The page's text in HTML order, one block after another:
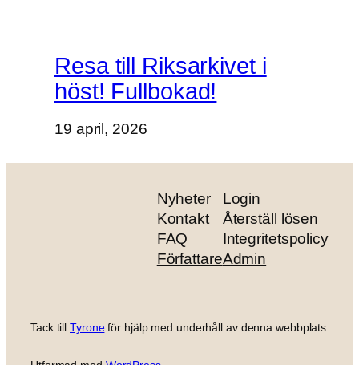
Resa till Riksarkivet i
höst! Fullbokad!
19 april, 2026
Nyheter
Kontakt
FAQ
Författare
Login
Återställ lösen
Integritetspolicy
Admin
Tack tillTyroneför hjälp med underhåll av denna webbplats